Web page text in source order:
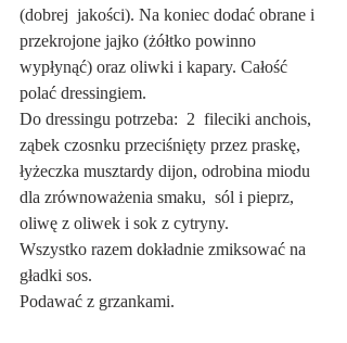
(dobrej  jakości). Na koniec dodać obrane i
przekrojone jajko (żółtko powinno
wypłynąć) oraz oliwki i kapary. Całość
polać dressingiem.
Do dressingu potrzeba:  2  fileciki anchois,
ząbek czosnku przeciśnięty przez praskę,
łyżeczka musztardy dijon, odrobina miodu
dla zrównoważenia smaku,  sól i pieprz,
oliwę z oliwek i sok z cytryny.
Wszystko razem dokładnie zmiksować na
gładki sos.
Podawać z grzankami.